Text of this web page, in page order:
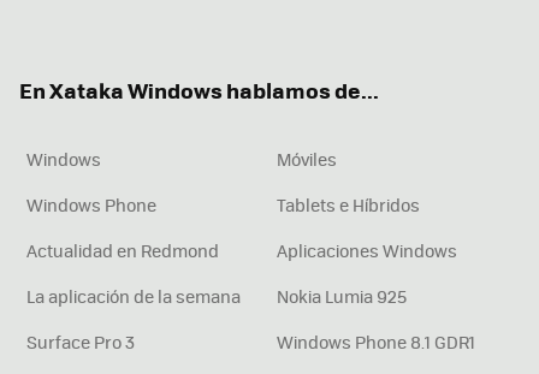
En Xataka Windows hablamos de...
Windows
Móviles
Windows Phone
Tablets e Híbridos
Actualidad en Redmond
Aplicaciones Windows
La aplicación de la semana
Nokia Lumia 925
Surface Pro 3
Windows Phone 8.1 GDR1